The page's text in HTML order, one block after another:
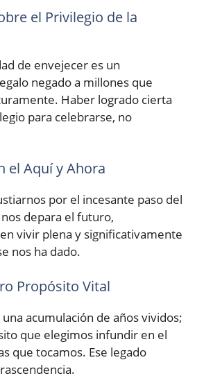
el Privilegio de la
de envejecer es un
negado a millones que
Haber logrado cierta
para celebrarse, no
el Aquí y Ahora
por el incesante paso del
depara el futuro,
vivir plena y significativamente
nos ha dado.
Propósito Vital
acumulación de años vividos;
que elegimos infundir en el
que tocamos. Ese legado